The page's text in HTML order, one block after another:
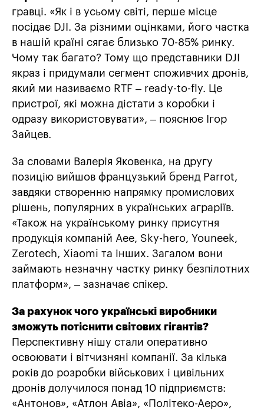
гравці. «Як і в усьому світі, перше місце
посідає DJI. За різними оцінками, його частка
в нашій країні сягає близько 70-85% ринку.
Чому так багато? Тому що представники DJI
якраз і придумали сегмент споживчих дронів,
який ми називаємо RTF – ready-to-fly. Це
пристрої, які можна дістати з коробки і
одразу використовувати», – пояснює Ігор
Зайцев.
За словами Валерія Яковенка, на другу
позицію вийшов французький бренд Parrot,
завдяки створенню напрямку промислових
рішень, популярних в українських аграріїв.
«Також на українському ринку присутня
продукція компаній Aee, Sky-hero, Youneek,
Zerotech, Xiaomi та інших. Загалом вони
займають незначну частку ринку безпілотних
платформ», – зазначає спікер.
За рахунок чого українські виробники
зможуть потіснити світових гігантів?
Перспективну нішу стали оперативно
освоювати і вітчизняні компанії. За кілька
років до розробки військових і цивільних
дронів долучилося понад 10 підприємств:
«Антонов», «Атлон Авіа», «Політеко-Аеро»,